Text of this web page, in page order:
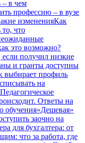
– в чем
профессию – в вузе
измененияКак
что
это возможно?
если получил низкие
и гранты доступны
выбирает профиль
на
Педагогическое
Ответы на
обучения«Дешевая»
заочно на
для бухгалтера: от
что за работа, где